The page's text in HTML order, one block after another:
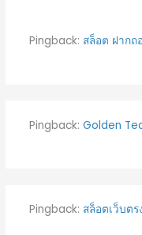
Pingback: สล็อต ฝาก
Pingback: Golden
Pingback: สล็อตเว็บตร